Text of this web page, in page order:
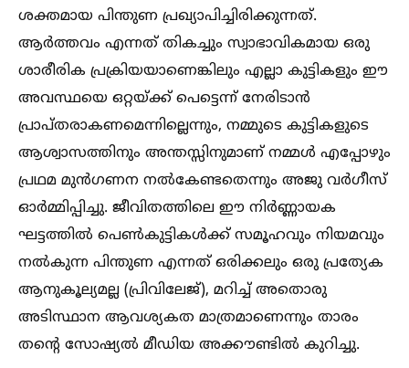
ശക്തമായ പിന്തുണ പ്രഖ്യാപിച്ചിരിക്കുന്നത്.
ആർത്തവം എന്നത് തികച്ചും സ്വാഭാവികമായ ഒരു
ശാരീരിക പ്രക്രിയയാണെങ്കിലും എല്ലാ കുട്ടികളും ഈ
അവസ്ഥയെ ഒറ്റയ്ക്ക് പെട്ടെന്ന് നേരിടാൻ
പ്രാപ്തരാകണമെന്നില്ലെന്നും, നമ്മുടെ കുട്ടികളുടെ
ആശ്വാസത്തിനും അന്തസ്സിനുമാണ് നമ്മള്‍ എപ്പോഴും
പ്രഥമ മുൻഗണന നല്‍കേണ്ടതെന്നും അജു വർഗീസ്
ഓർമ്മിപ്പിച്ചു. ജീവിതത്തിലെ ഈ നിർണ്ണായക
ഘട്ടത്തില്‍ പെണ്‍കുട്ടികള്‍ക്ക് സമൂഹവും നിയമവും
നല്‍കുന്ന പിന്തുണ എന്നത് ഒരിക്കലും ഒരു പ്രത്യേക
ആനുകൂല്യമല്ല (പ്രിവിലേജ്), മറിച്ച്‌ അതൊരു
അടിസ്ഥാന ആവശ്യകത മാത്രമാണെന്നും താരം
തന്റെ സോഷ്യല്‍ മീഡിയ അക്കൗണ്ടില്‍ കുറിച്ചു.